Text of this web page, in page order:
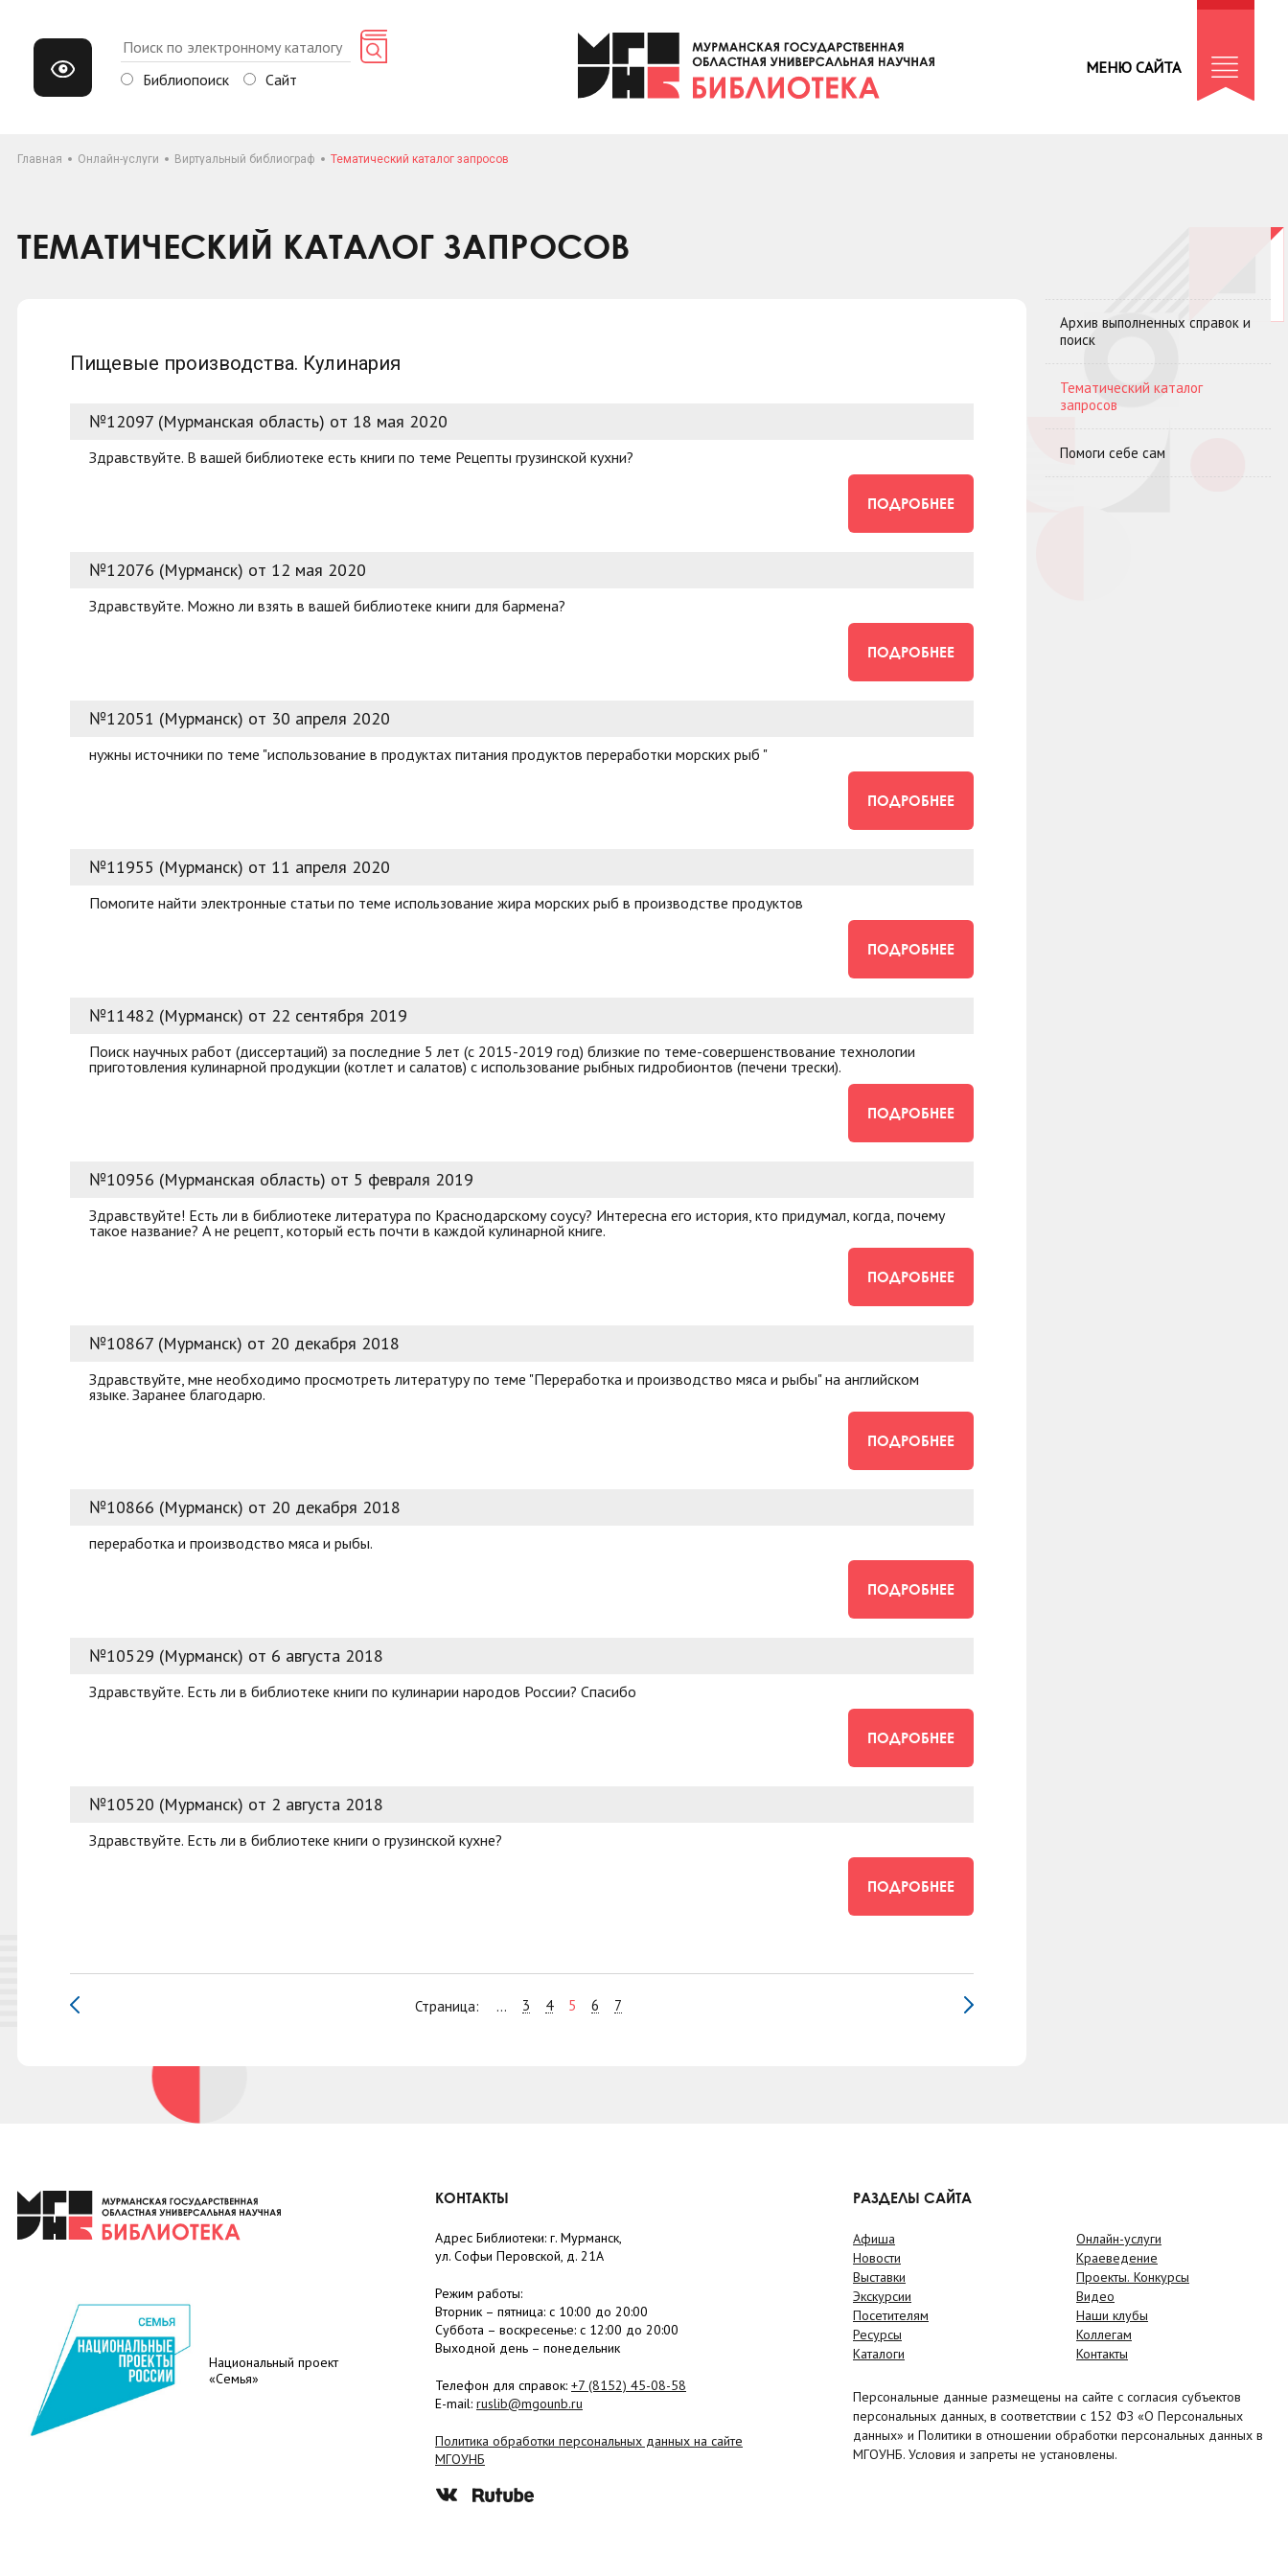
Библиопоиск Сайт
МЕНЮ САЙТА
Главная Онлайн-услуги Виртуальный библиограф Тематический каталог запросов
ТЕМАТИЧЕСКИЙ КАТАЛОГ ЗАПРОСОВ
Пищевые производства. Кулинария
№12097 (Мурманская область) от 18 мая 2020
Здравствуйте. В вашей библиотеке есть книги по теме Рецепты грузинской кухни?
ПОДРОБНЕЕ
№12076 (Мурманск) от 12 мая 2020
Здравствуйте. Можно ли взять в вашей библиотеке книги для бармена?
ПОДРОБНЕЕ
№12051 (Мурманск) от 30 апреля 2020
нужны источники по теме "использование в продуктах питания продуктов переработки морских рыб "
ПОДРОБНЕЕ
№11955 (Мурманск) от 11 апреля 2020
Помогите найти электронные статьи по теме использование жира морских рыб в производстве продуктов
ПОДРОБНЕЕ
№11482 (Мурманск) от 22 сентября 2019
Поиск научных работ (диссертаций) за последние 5 лет (с 2015-2019 год) близкие по теме-совершенствование технологии
приготовления кулинарной продукции (котлет и салатов) с использование рыбных гидробионтов (печени трески).
ПОДРОБНЕЕ
№10956 (Мурманская область) от 5 февраля 2019
Здравствуйте! Есть ли в библиотеке литература по Краснодарскому соусу? Интересна его история, кто придумал, когда, почему
такое название? А не рецепт, который есть почти в каждой кулинарной книге.
ПОДРОБНЕЕ
№10867 (Мурманск) от 20 декабря 2018
Здравствуйте, мне необходимо просмотреть литературу по теме "Переработка и производство мяса и рыбы" на английском
языке. Заранее благодарю.
ПОДРОБНЕЕ
№10866 (Мурманск) от 20 декабря 2018
переработка и производство мяса и рыбы.
ПОДРОБНЕЕ
№10529 (Мурманск) от 6 августа 2018
Здравствуйте. Есть ли в библиотеке книги по кулинарии народов России? Спасибо
ПОДРОБНЕЕ
№10520 (Мурманск) от 2 августа 2018
Здравствуйте. Есть ли в библиотеке книги о грузинской кухне?
ПОДРОБНЕЕ
Страница: ... 3 4 5 6 7
Архив выполненных справок и
поиск
Тематический каталог
запросов
Помоги себе сам
Национальный проект
«Семья»
КОНТАКТЫ
Адрес Библиотеки: г. Мурманск,
ул. Софьи Перовской, д. 21А
Режим работы:
Вторник – пятница: с 10:00 до 20:00
Суббота – воскресенье: c 12:00 до 20:00
Выходной день – понедельник
Телефон для справок: +7 (8152) 45-08-58
E-mail: ruslib@mgounb.ru
Политика обработки персональных данных на сайте
МГОУНБ
РАЗДЕЛЫ САЙТА
Афиша
Новости
Выставки
Экскурсии
Посетителям
Ресурсы
Каталоги
Онлайн-услуги
Краеведение
Проекты. Конкурсы
Видео
Наши клубы
Коллегам
Контакты
Персональные данные размещены на сайте с согласия субъектов
персональных данных, в соответствии с 152 ФЗ «О Персональных
данных» и Политики в отношении обработки персональных данных в
МГОУНБ. Условия и запреты не установлены.